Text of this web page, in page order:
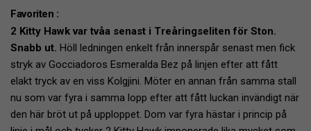
Favoriten :
2 Kitty Hawk var tvåa senast i Treåringseliten för Ston.
Snabb ut. Höll ledningen enkelt från innerspår senast men fick
stryk av Gocciadoros Esmeralda Bez på linjen efter att fått
elakt tryck av en viss Kolgjini. Möter en annan från samma stall
nu som var fyra i samma lopp efter att fått luckan invändigt när
den här bröt ut på upploppet. Dom var fyra hästar i princip på